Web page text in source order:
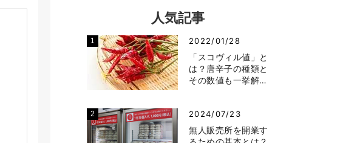
人気記事
2022/01/28
「スコヴィル値」と
は？唐辛子の種類と
その数値も一挙解…
2024/07/23
無人販売所を開業す